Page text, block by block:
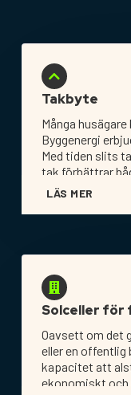
Takbyte
Många
Byggenergi
Med tiden slits
tak förbättrar
LÄS MER
Solceller
Oavsett om det
eller en offentlig
kapacitet att
ekonomiskt